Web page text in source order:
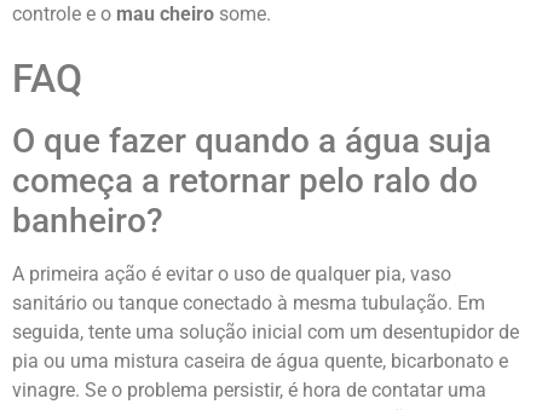
controle e o mau cheiro some.
FAQ
O que fazer quando a água suja
começa a retornar pelo ralo do
banheiro?
A primeira ação é evitar o uso de qualquer pia, vaso
sanitário ou tanque conectado à mesma tubulação. Em
seguida, tente uma solução inicial com um desentupidor de
pia ou uma mistura caseira de água quente, bicarbonato e
vinagre. Se o problema persistir, é hora de contatar uma